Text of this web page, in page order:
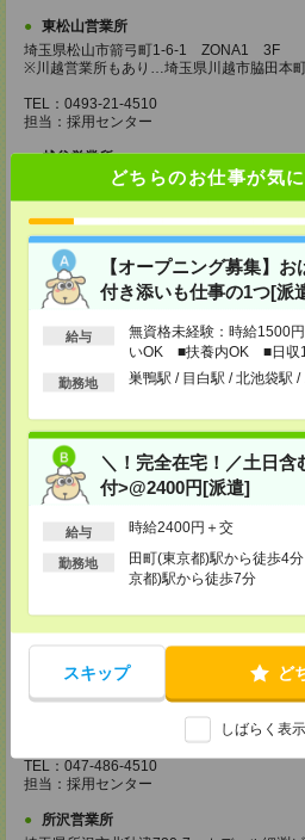
どちらのお仕事が気
【オープニング募集】
付き添いも仕事の1つ[派
給与
無資格未経験：時給1500
いOK ■扶養内OK ■日収1
以上
勤務地 巣鴨駅 / 目白駅 / 北池袋駅 /
＼！完全在宅！／土日
付>@2400円[派遣]
給与 時給2400円＋交
勤務地
田町(東京都)駅から徒歩4
京都)駅から徒歩7分
スキップ ど
しばらく表
東松山営業所
埼玉県松山市箭弓町1-6-1 ZONA1 3F
※川越営業所もあり…埼玉県川越市脇田本
TEL：0493-21-4510
担当：採用センター
越谷営業所
埼玉県越谷市南越谷1-16-8 イーストサ
TEL：048-990-4510
担当：採用センター
錦糸町営業所
東京都墨田区江東橋４－１９－３ 錦糸
TEL：03-5669-4522
担当：採用センター
新宿営業所
〒160－0023
新宿区西新宿1-8-1
担当：採用センター
立川営業所
東京都立川市曙町2-31-15 日住金立川ビル3F
TEL：042-540-7331
担当：採用センター
池袋営業所
TEL：03-5958-4510
担当：採用センター
TEL：047-486-4510
担当：採用センター
所沢営業所